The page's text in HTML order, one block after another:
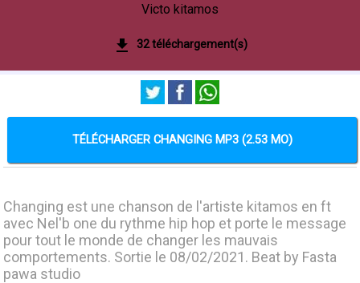
Victo kitamos
32 téléchargement(s)
TÉLÉCHARGER CHANGING MP3 (2.53 MO)
Changing est une chanson de l'artiste kitamos en ft
avec Nel'b one du rythme hip hop et porte le message
pour tout le monde de changer les mauvais
comportements. Sortie le 08/02/2021. Beat by Fasta
pawa studio